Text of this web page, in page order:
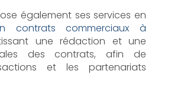
également ses services en
contrats commerciaux à
une rédaction et une
des contrats, afin de
et les partenariats